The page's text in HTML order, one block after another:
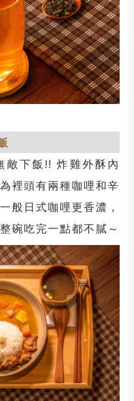
敵下飯!! 炸雞外酥內
裡頭有兩種咖哩和辛
般日式咖哩更香濃，
碗吃完一點都不膩～